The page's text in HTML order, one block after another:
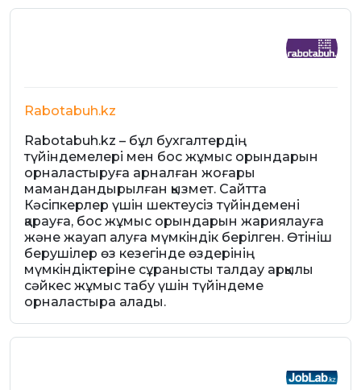
Rabotabuh.kz
Rabotabuh.kz – бұл бухгалтердің
түйіндемелері мен бос жұмыс орындарын
орналастыруға арналған жоғары
мамандандырылған қызмет. Сайтта
Кәсіпкерлер үшін шектеусіз түйіндемені
қарауға, бос жұмыс орындарын жариялауға
және жауап алуға мүмкіндік берілген. Өтініш
берушілер өз кезегінде өздерінің
мүмкіндіктеріне сұранысты талдау арқылы
сәйкес жұмыс табу үшін түйіндеме
орналастыра алады.